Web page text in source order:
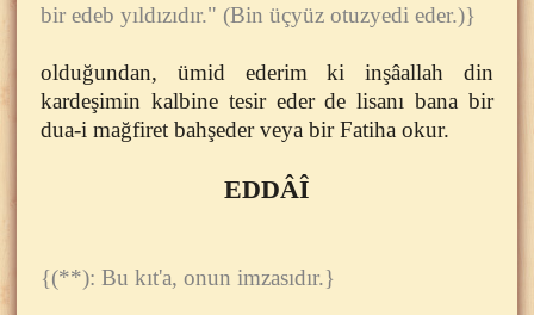
bir edeb yıldızıdır." (Bin üçyüz otuzyedi eder.)}
olduğundan, ümid ederim ki inşâallah din
kardeşimin kalbine tesir eder de lisanı bana bir
dua-i mağfiret bahşeder veya bir Fatiha okur.
EDDÂÎ
{(**): Bu kıt'a, onun imzasıdır.}